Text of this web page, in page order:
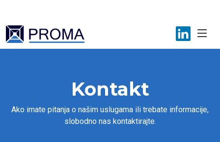
Kontakt
Ako imate pitanja o našim uslugama ili trebate informacije,
slobodno nas kontaktirajte.